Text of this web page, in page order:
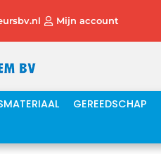
Mijn account
GEREEDSCHAP